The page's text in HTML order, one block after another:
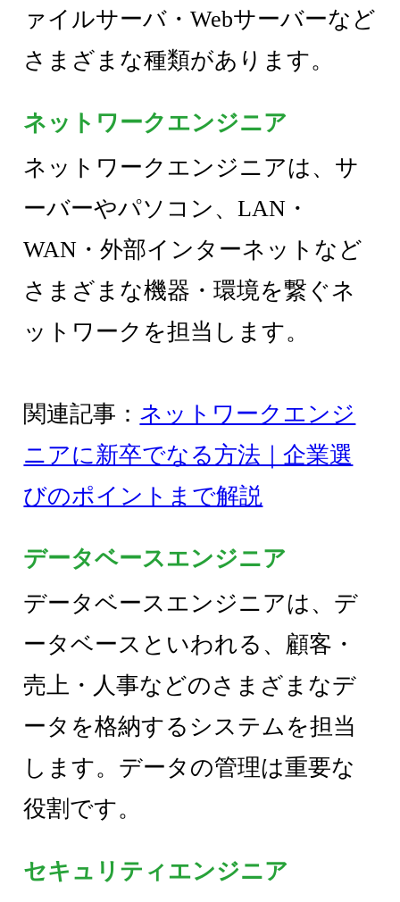
ァイルサーバ・Webサーバーなど
さまざまな種類があります。
ネットワークエンジニア
ネットワークエンジニアは、サ
ーバーやパソコン、LAN・
WAN・外部インターネットなど
さまざまな機器・環境を繋ぐネ
ットワークを担当します。
関連記事： ネットワークエンジ
ニアに新卒でなる方法｜企業選
びのポイントまで解説
データベースエンジニア
データベースエンジニアは、デ
ータベースといわれる、顧客・
売上・人事などのさまざまなデ
ータを格納するシステムを担当
します。データの管理は重要な
役割です。
セキュリティエンジニア